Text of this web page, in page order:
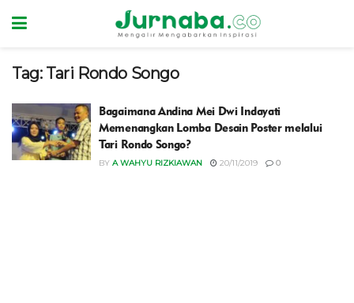
Tag: Tari Rondo Songo
Bagaimana Andina Mei Dwi Indayati
Memenangkan Lomba Desain Poster melalui
Tari Rondo Songo?
BY A WAHYU RIZKIAWAN 20/11/2019 0